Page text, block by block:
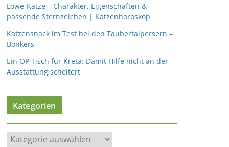
Löwe-Katze – Charakter, Eigenschaften &
passende Sternzeichen | Katzenhoroskop
Katzensnack im Test bei den Taubertalpersern –
Bonkers
Ein OP Tisch für Kreta: Damit Hilfe nicht an der
Ausstattung scheitert
Kategorien